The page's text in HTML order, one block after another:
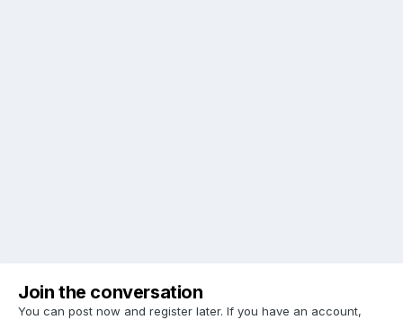
Join the conversation
You can post now and register later. If you have an account,